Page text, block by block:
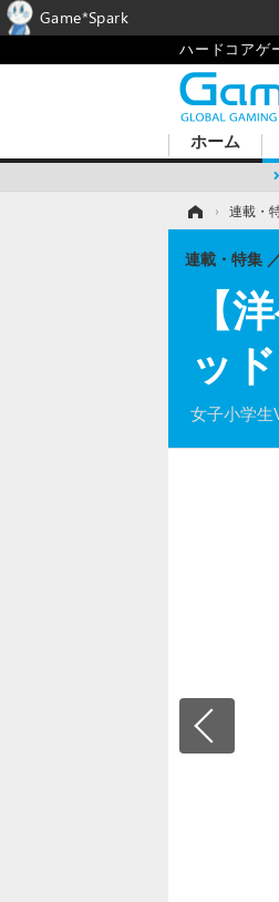
ハードコアゲ
ホーム
› 連載・
【
ッ
女子小学生
連載・特集
Game*Spark